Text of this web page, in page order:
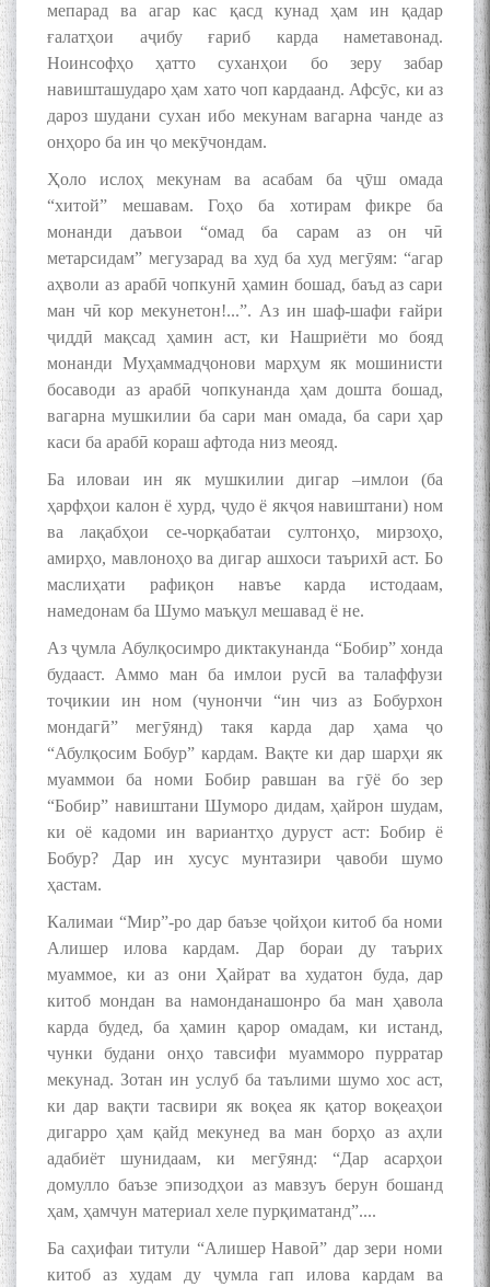
мепарад ва агар кас қасд кунад ҳам ин қадар
ғалатҳои аҷибу ғариб карда наметавонад.
Ноинсофҳо ҳатто суханҳои бо зеру забар
навишташударо ҳам хато чоп кардаанд. Афсӯс, ки аз
дароз шудани сухан ибо мекунам вагарна чанде аз
онҳоро ба ин ҷо мекӯчондам.
Ҳоло ислоҳ мекунам ва асабам ба ҷӯш омада
“хитой” мешавам. Гоҳо ба хотирам фикре ба
монанди даъвои “омад ба сарам аз он чӣ
метарсидам” мегузарад ва худ ба худ мегӯям: “агар
аҳволи аз арабӣ чопкунӣ ҳамин бошад, баъд аз сари
ман чӣ кор мекунетон!...”. Аз ин шаф-шафи ғайри
ҷиддӣ мақсад ҳамин аст, ки Нашриёти мо бояд
монанди Муҳаммадҷонови марҳум як мошинисти
босаводи аз арабӣ чопкунанда ҳам дошта бошад,
вагарна мушкилии ба сари ман омада, ба сари ҳар
каси ба арабӣ кораш афтода низ меояд.
Ба иловаи ин як мушкилии дигар –имлои (ба
ҳарфҳои калон ё хурд, ҷудо ё якҷоя навиштани) ном
ва лақабҳои се-чорқабатаи султонҳо, мирзоҳо,
амирҳо, мавлоноҳо ва дигар ашхоси таърихӣ аст. Бо
маслиҳати рафиқон навъе карда истодаам,
намедонам ба Шумо маъқул мешавад ё не.
Аз ҷумла Абулқосимро диктакунанда “Бобир” хонда
будааст. Аммо ман ба имлои русӣ ва талаффузи
тоҷикии ин ном (чунончи “ин чиз аз Бобурхон
мондагӣ” мегӯянд) такя карда дар ҳама ҷо
“Абулқосим Бобур” кардам. Вақте ки дар шарҳи як
муаммои ба номи Бобир равшан ва гӯё бо зер
“Бобир” навиштани Шуморо дидам, ҳайрон шудам,
ки оё кадоми ин вариантҳо дуруст аст: Бобир ё
Бобур? Дар ин хусус мунтазири ҷавоби шумо
ҳастам.
Калимаи “Мир”-ро дар баъзе ҷойҳои китоб ба номи
Алишер илова кардам. Дар бораи ду таърих
муаммое, ки аз они Ҳайрат ва худатон буда, дар
китоб мондан ва намонданашонро ба ман ҳавола
карда будед, ба ҳамин қарор омадам, ки истанд,
чунки будани онҳо тавсифи муамморо пурратар
мекунад. Зотан ин услуб ба таълими шумо хос аст,
ки дар вақти тасвири як воқеа як қатор воқеаҳои
дигарро ҳам қайд мекунед ва ман борҳо аз аҳли
адабиёт шунидаам, ки мегӯянд: “Дар асарҳои
домулло баъзе эпизодҳои аз мавзуъ берун бошанд
ҳам, ҳамчун материал хеле пурқиматанд”....
Ба саҳифаи титули “Алишер Навоӣ” дар зери номи
китоб аз худам ду ҷумла гап илова кардам ва